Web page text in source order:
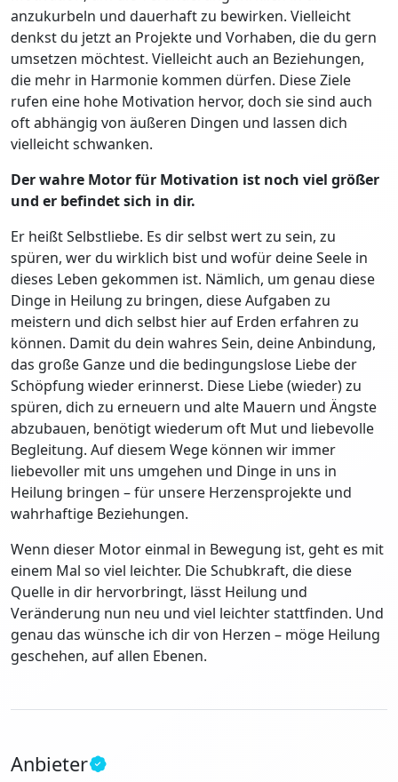
anzukurbeln und dauerhaft zu bewirken. Vielleicht
denkst du jetzt an Projekte und Vorhaben, die du gern
umsetzen möchtest. Vielleicht auch an Beziehungen,
die mehr in Harmonie kommen dürfen. Diese Ziele
rufen eine hohe Motivation hervor, doch sie sind auch
oft abhängig von äußeren Dingen und lassen dich
vielleicht schwanken.
Der wahre Motor für Motivation ist noch viel größer
und er befindet sich in dir.
Er heißt Selbstliebe. Es dir selbst wert zu sein, zu
spüren, wer du wirklich bist und wofür deine Seele in
dieses Leben gekommen ist. Nämlich, um genau diese
Dinge in Heilung zu bringen, diese Aufgaben zu
meistern und dich selbst hier auf Erden erfahren zu
können. Damit du dein wahres Sein, deine Anbindung,
das große Ganze und die bedingungslose Liebe der
Schöpfung wieder erinnerst. Diese Liebe (wieder) zu
spüren, dich zu erneuern und alte Mauern und Ängste
abzubauen, benötigt wiederum oft Mut und liebevolle
Begleitung. Auf diesem Wege können wir immer
liebevoller mit uns umgehen und Dinge in uns in
Heilung bringen – für unsere Herzensprojekte und
wahrhaftige Beziehungen.
Wenn dieser Motor einmal in Bewegung ist, geht es mit
einem Mal so viel leichter. Die Schubkraft, die diese
Quelle in dir hervorbringt, lässt Heilung und
Veränderung nun neu und viel leichter stattfinden. Und
genau das wünsche ich dir von Herzen – möge Heilung
geschehen, auf allen Ebenen.
Anbieter